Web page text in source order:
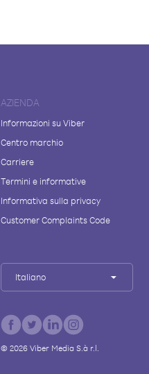
AZIENDA
Informazioni su Viber
Centro marchio
Carriere
Termini e informative
Informativa sulla privacy
Customer Complaints Code
Italiano
© 2026Viber Media S.à r.l.